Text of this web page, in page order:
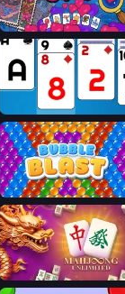
Hidden Objects
Social Solitaire
Bubble Blast
Mahjong Unlimited